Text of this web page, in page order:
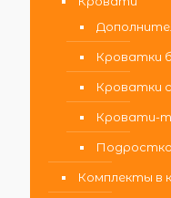
Кроватки
Кроватки
Кровати-
Комплекты в